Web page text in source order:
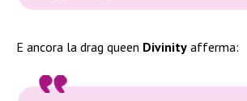
E ancora la drag queen Divinity afferma: